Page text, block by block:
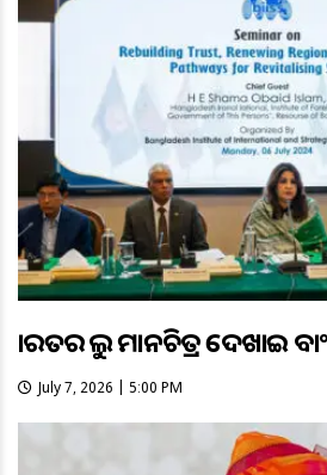
ଭାରତର ଭୁଲ ମାନଚିତ୍ର ଦେଖାଇ
July 7, 2026 | 5:00 PM